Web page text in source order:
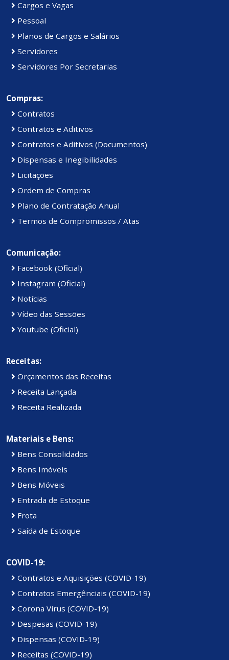
Cargos e Vagas
Pessoal
Planos de Cargos e Salários
Servidores
Servidores Por Secretarias
Compras:
Contratos
Contratos e Aditivos
Contratos e Aditivos (Documentos)
Dispensas e Inegibilidades
Licitações
Ordem de Compras
Plano de Contratação Anual
Termos de Compromissos / Atas
Comunicação:
Facebook (Oficial)
Instagram (Oficial)
Notícias
Vídeo das Sessões
Youtube (Oficial)
Receitas:
Orçamentos das Receitas
Receita Lançada
Receita Realizada
Materiais e Bens:
Bens Consolidados
Bens Imóveis
Bens Móveis
Entrada de Estoque
Frota
Saída de Estoque
COVID-19:
Contratos e Aquisições (COVID-19)
Contratos Emergênciais (COVID-19)
Corona Vírus (COVID-19)
Despesas (COVID-19)
Dispensas (COVID-19)
Receitas (COVID-19)